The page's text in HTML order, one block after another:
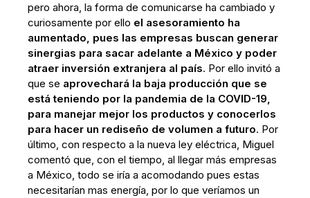
pero ahora, la forma de comunicarse ha cambiado y
curiosamente por ello el asesoramiento ha
aumentado, pues las empresas buscan generar
sinergias para sacar adelante a México y poder
atraer inversión extranjera al país. Por ello invitó a
que se aprovechará la baja producción que se
está teniendo por la pandemia de la COVID-19,
para manejar mejor los productos y conocerlos
para hacer un rediseño de volumen a futuro. Por
último, con respecto a la nueva ley eléctrica, Miguel
comentó que, con el tiempo, al llegar más empresas
a México, todo se iría a acomodando pues estas
necesitarían mas energía, por lo que veríamos un